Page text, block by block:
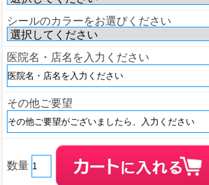
シールのカラーをお選びください
医院名・店名を入力ください
その他ご要望
数量